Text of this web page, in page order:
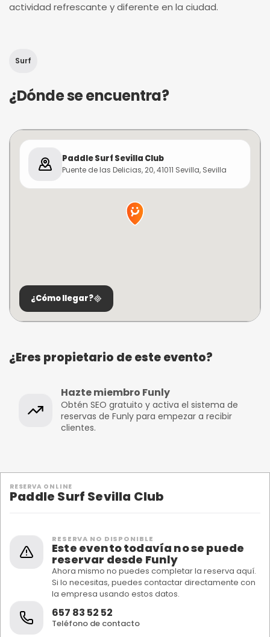
actividad refrescante y diferente en la ciudad.
Surf
¿Dónde se encuentra?
Paddle Surf Sevilla Club
Puente de las Delicias, 20, 41011 Sevilla, Sevilla
¿Cómo llegar?
¿Eres propietario de este evento?
Hazte miembro Funly
Obtén SEO gratuito y activa el sistema de
reservas de Funly para empezar a recibir
clientes.
RESERVA ONLINE
Paddle Surf Sevilla Club
RESERVA NO DISPONIBLE
Este evento todavía no se puede
reservar desde Funly
Ahora mismo no puedes completar la reserva aquí.
Si lo necesitas, puedes contactar directamente con
la empresa usando estos datos.
657 83 52 52
Teléfono de contacto